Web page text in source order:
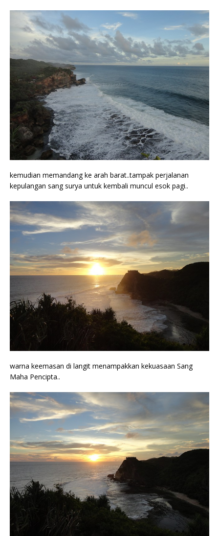
kemudian memandang ke arah barat..tampak perjalanan
kepulangan sang surya untuk kembali muncul esok pagi..
warna keemasan di langit menampakkan kekuasaan Sang
Maha Pencipta..